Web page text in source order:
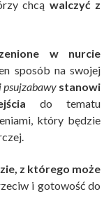
chcą walczyć z
w nurcie
sposób na swojej
psujzabawy stanowi
do tematu
który będzie
z którego może
i gotowość do